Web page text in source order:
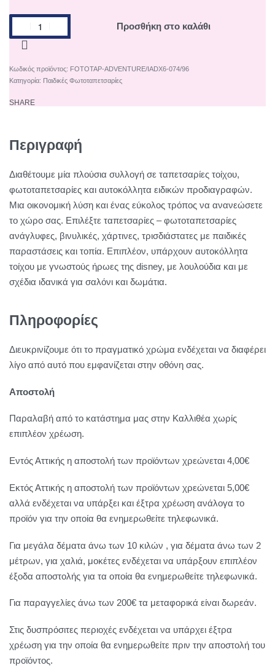
Προσθήκη στο καλάθι
FOTOTAP-ADVENTURE/IADX6-074/96
Κατηγορία: Παιδικές Φωτοταπετσαρίες
SHARE
Περιγραφή
Διαθέτουμε μία πλούσια συλλογή σε ταπετσαρίες τοίχου,
φωτοταπετσαρίες και αυτοκόλλητα ειδικών προδιαγραφών.
Μια οικονομική λύση και ένας εύκολος τρόπος να ανανεώσετε
το χώρο σας. Επιλέξτε ταπετσαρίες – φωτοταπετσαρίες
ανάγλυφες, βινυλικές, χάρτινες, τρισδιάστατες με παιδικές
παραστάσεις και τοπία. Επιπλέον, υπάρχουν αυτοκόλλητα
τοίχου με γνωστούς ήρωες της disney, με λουλούδια και με
σχέδια ιδανικά για σαλόνι και δωμάτια.
Πληροφορίες
Διευκρινίζουμε ότι το πραγματικό χρώμα ενδέχεται να διαφέρει
λίγο από αυτό που εμφανίζεται στην οθόνη σας.
Αποστολή
Παραλαβή από το κατάστημα μας στην Καλλιθέα χωρίς
επιπλέον χρέωση.
Εντός Αττικής η αποστολή των προϊόντων χρεώνεται 4,00€
Εκτός Αττικής η αποστολή των προϊόντων χρεώνεται 5,00€
αλλά ενδέχεται να υπάρξει και έξτρα χρέωση ανάλογα το
προϊόν για την οποία θα ενημερωθείτε τηλεφωνικά.
Για μεγάλα δέματα άνω των 10 κιλών , για δέματα άνω των 2
μέτρων, για χαλιά, μοκέτες ενδέχεται να υπάρξουν επιπλέον
έξοδα αποστολής για τα οποία θα ενημερωθείτε τηλεφωνικά.
Για παραγγελίες άνω των 200€ τα μεταφορικά είναι δωρεάν.
Στις δυσπρόσιτες περιοχές ενδέχεται να υπάρχει έξτρα
χρέωση για την οποία θα ενημερωθείτε πριν την αποστολή του
προϊόντος.